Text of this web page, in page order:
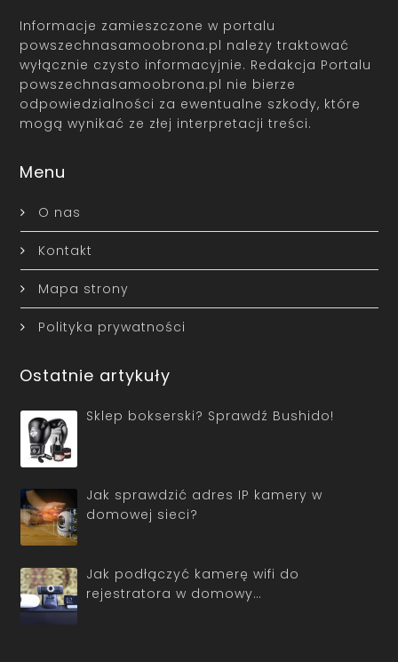
Informacje zamieszczone w portalu
powszechnasamoobrona.pl należy traktować
wyłącznie czysto informacyjnie. Redakcja Portalu
powszechnasamoobrona.pl nie bierze
odpowiedzialności za ewentualne szkody, które
mogą wynikać ze złej interpretacji treści.
Menu
O nas
Kontakt
Mapa strony
Polityka prywatności
Ostatnie artykuły
Sklep bokserski? Sprawdź Bushido!
Jak sprawdzić adres IP kamery w
domowej sieci?
Jak podłączyć kamerę wifi do
rejestratora w domowy…